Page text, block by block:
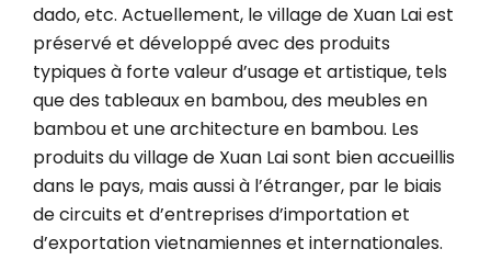
dado, etc. Actuellement, le village de Xuan Lai est
préservé et développé avec des produits
typiques à forte valeur d’usage et artistique, tels
que des tableaux en bambou, des meubles en
bambou et une architecture en bambou. Les
produits du village de Xuan Lai sont bien accueillis
dans le pays, mais aussi à l’étranger, par le biais
de circuits et d’entreprises d’importation et
d’exportation vietnamiennes et internationales.